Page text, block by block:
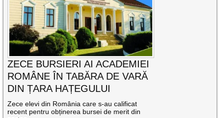
ZECE BURSIERI AI ACADEMIEI
ROMÂNE ÎN TABĂRA DE VARĂ
DIN ȚARA HAȚEGULUI
Zece elevi din România care s-au calificat
recent pentru obținerea bursei de merit din